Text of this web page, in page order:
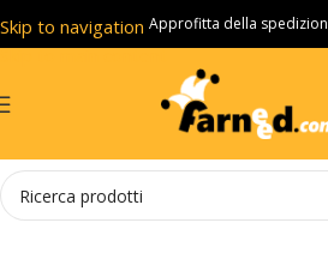
Skip to navigation
Skip to main content
Approfitta della